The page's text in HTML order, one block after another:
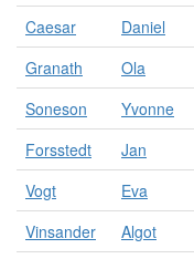
Caesar
Daniel
Granath
Ola
Soneson
Yvonne
Forsstedt
Jan
Vogt
Eva
Vinsander
Algot